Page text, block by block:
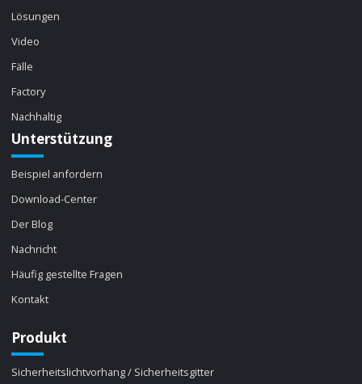
Lösungen
Video
Fälle
Factory
Nachhaltig
Unterstützung
Beispiel anfordern
Download-Center
Der Blog
Nachricht
Häufig gestellte Fragen
Kontakt
Produkt
Sicherheitslichtvorhang / Sicherheitsgitter